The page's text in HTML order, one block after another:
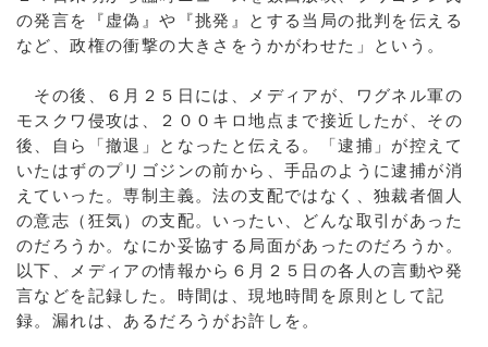
の発言を『虚偽』や『挑発』とする当局の批判を伝える
など、政権の衝撃の大きさをうかがわせた」という。
その後、６月２５日には、メディアが、ワグネル軍の
モスクワ侵攻は、２００キロ地点まで接近したが、その
後、自ら「撤退」となったと伝える。「逮捕」が控えて
いたはずのプリゴジンの前から、手品のように逮捕が消
えていった。専制主義。法の支配ではなく、独裁者個人
の意志（狂気）の支配。いったい、どんな取引があった
のだろうか。なにか妥協する局面があったのだろうか。
以下、メディアの情報から６月２５日の各人の言動や発
言などを記録した。時間は、現地時間を原則として記
録。漏れは、あるだろうがお許しを。